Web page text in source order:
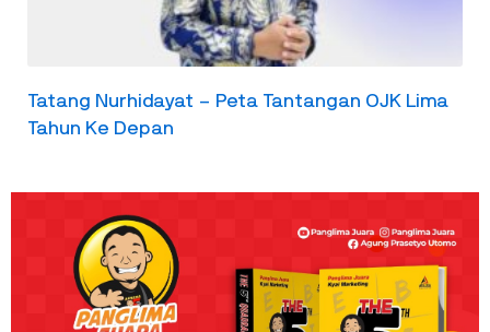
Tatang Nurhidayat – Peta Tantangan OJK Lima
Tahun Ke Depan